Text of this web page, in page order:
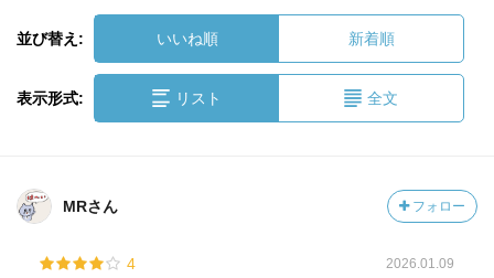
並び替え: いいね順 新着順
表示形式: リスト 全文
MRさん フォロー
4 2026.01.09